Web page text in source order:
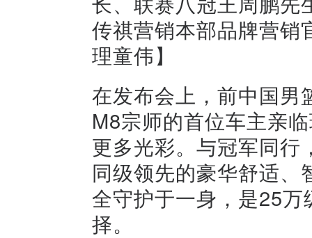
传祺营销本部品牌营销
理童伟】
在发布会上，前中国男
M8宗师的首位车主亲
更多光彩。与冠军同行
同级领先的豪华舒适、
全守护于一身，是25
择。